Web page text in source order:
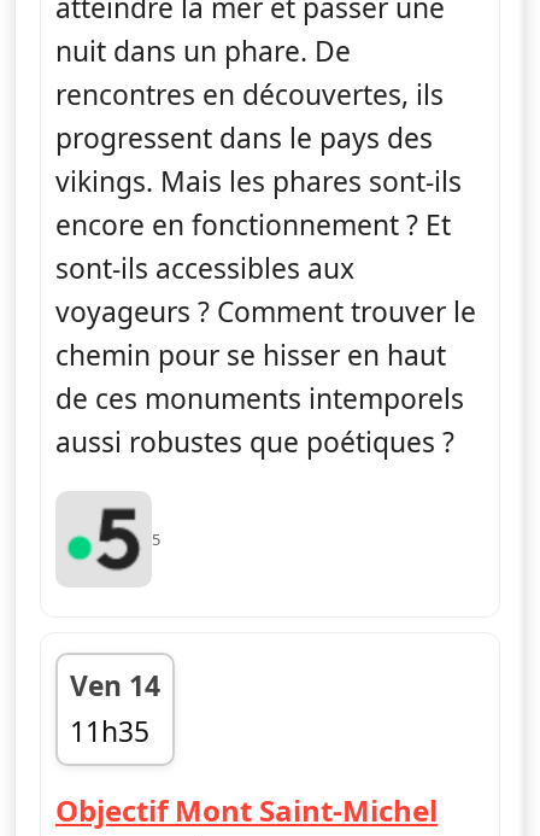
nuit dans un phare. De
rencontres en découvertes, ils
progressent dans le pays des
vikings. Mais les phares sont-ils
encore en fonctionnement ? Et
sont-ils accessibles aux
voyageurs ? Comment trouver le
chemin pour se hisser en haut
de ces monuments intemporels
aussi robustes que poétiques ?
5
Ven 14
11h35
fin 13h35
Objectif Mont Saint-Michel